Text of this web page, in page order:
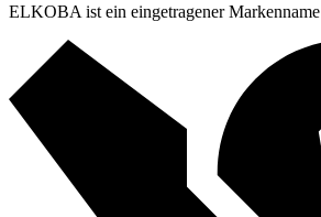
ELKOBA ist ein eingetragener Markenname